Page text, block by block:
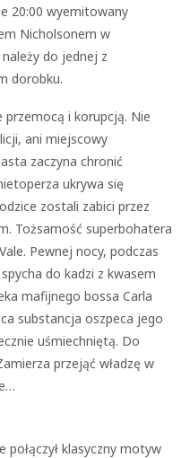
20:00 wyemitowany
Nicholsonem w
do jednej z
dorobku.
i korupcją. Nie
ani miejscowy
zaczyna chronić
ukrywa się
zostali zabici przez
Tożsamość superbohatera
Pewnej nocy, podczas
do kadzi z kwasem
mafijnego bossa Carla
substancja oszpeca jego
uśmiechniętą. Do
przejąć władzę w
klasyczny motyw